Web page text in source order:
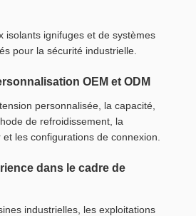
isolants ignifuges et de systèmes
pour la sécurité industrielle.
OEM et ODM
personnalisée, la capacité,
de refroidissement, la
les configurations de connexion.
dans le cadre de
industrielles, les exploitations